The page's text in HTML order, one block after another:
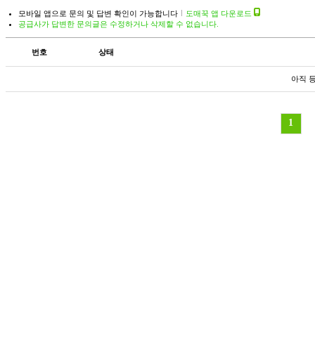
모바일 앱으로 문의 및 답변 확인이 가능합니다
도매꾹 앱 다운로드
공급사가 답변한 문의글은 수정하거나 삭제할 수 없습니다.
번호 상태
아직
1